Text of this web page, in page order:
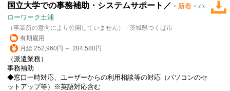
国立大学での事務補助・システムサポート／ - 新着 - ハ
ローワーク土浦
（事業所の意向により公開していません） - 茨城県つくば市
有期雇用
月給 252,960円 ～ 284,580円
（派遣業務）
事務補助
◆窓口一時対応、ユーザーからの利用相談等の対応（パソコンのセ
ットアップ等）※英語対応含む